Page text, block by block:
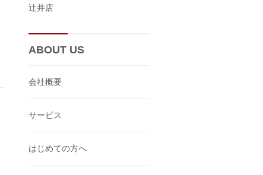
辻井店
ABOUT US
会社概要
サービス
はじめての方へ